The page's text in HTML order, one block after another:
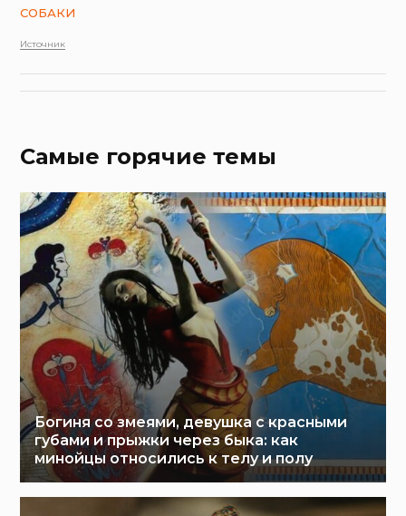
СОБАКИ
Источник
Самые горячие темы
Богиня со змеями, девушка с красными
губами и прыжки через быка: как
минойцы относились к телу и полу